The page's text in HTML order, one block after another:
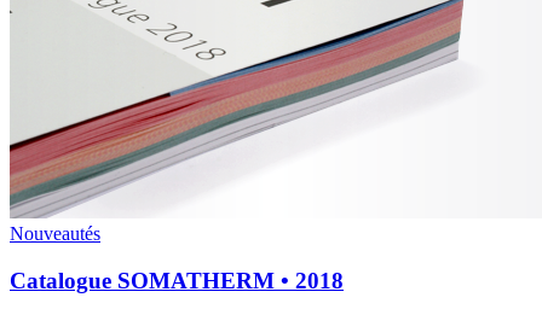
Nouveautés
Catalogue SOMATHERM • 2018